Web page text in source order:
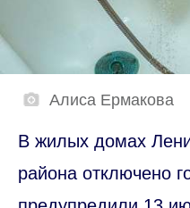
Алиса Ермакова
В жилых домах
района отключено